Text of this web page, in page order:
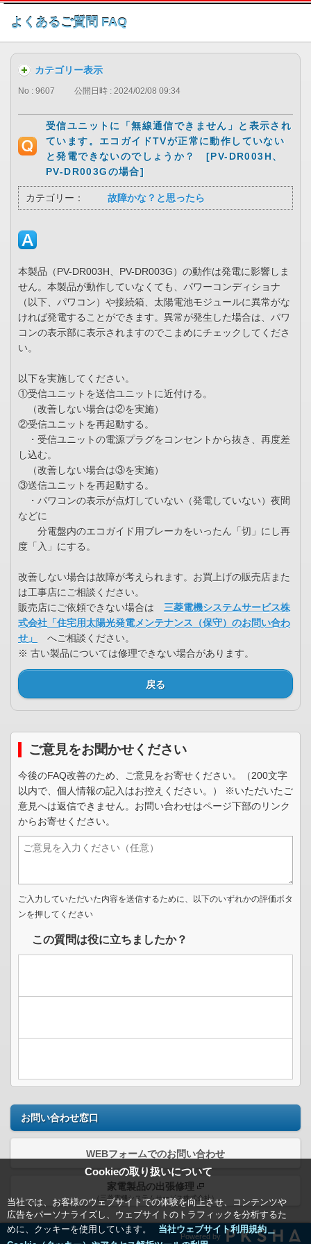
このページの本文へ
よくあるご質問 FAQ
Cookieの取り扱いについて
当社では、お客様のウェブサイトでの体験を向上させ、コンテンツや
広告をパーソナライズし、ウェブサイトのトラフィックを分析するた
めに、クッキーを使用しています。
当社ウェブサイト利用規約＿
カテゴリー表示
No : 9607 公開日時 : 2024/02/08 09:34
受信ユニットに「無線通信できません」と表示され
ています。エコガイドTVが正常に動作していない
と発電できないのでしょうか？ [PV-DR003H、
PV-DR003Gの場合]
カテゴリー： 故障かな？と思ったら
本製品（PV-DR003H、PV-DR003G）の動作は発電に影響しま
せん。本製品が動作していなくても、パワーコンディショナ
（以下、パワコン）や接続箱、太陽電池モジュールに異常がな
ければ発電することができます。異常が発生した場合は、パワ
コンの表示部に表示されますのでこまめにチェックしてくださ
い。
以下を実施してください。
①受信ユニットを送信ユニットに近付ける。
（改善しない場合は②を実施）
②受信ユニットを再起動する。
・受信ユニットの電源プラグをコンセントから抜き、再度差
し込む。
（改善しない場合は③を実施）
③送信ユニットを再起動する。
・パワコンの表示が点灯していない（発電していない）夜間
などに
分電盤内のエコガイド用ブレーカをいったん「切」にし再
度「入」にする。
改善しない場合は故障が考えられます。お買上げの販売店また
は工事店にご相談ください。
販売店にご依頼できない場合は 三菱電機システムサービス株
式会社「住宅用太陽光発電メンテナンス（保守）のお問い合わ
せ」
へご相談ください。
※ 古い製品については修理できない場合があります。
戻る
ご意見をお聞かせください
今後のFAQ改善のため、ご意見をお寄せください。（200文字
以内で、個人情報の記入はお控えください。） ※いただいたご
意見へは返信できません。お問い合わせはページ下部のリンク
からお寄せください。
ご入力していただいた内容を送信するために、以下のいずれかの評価ボタ
ンを押してください
この質問は役に立ちましたか？
お問い合わせ窓口
WEBフォームでのお問い合わせ
家電製品の出張修理
（三菱電機システムサービス株式会社）
Powered by